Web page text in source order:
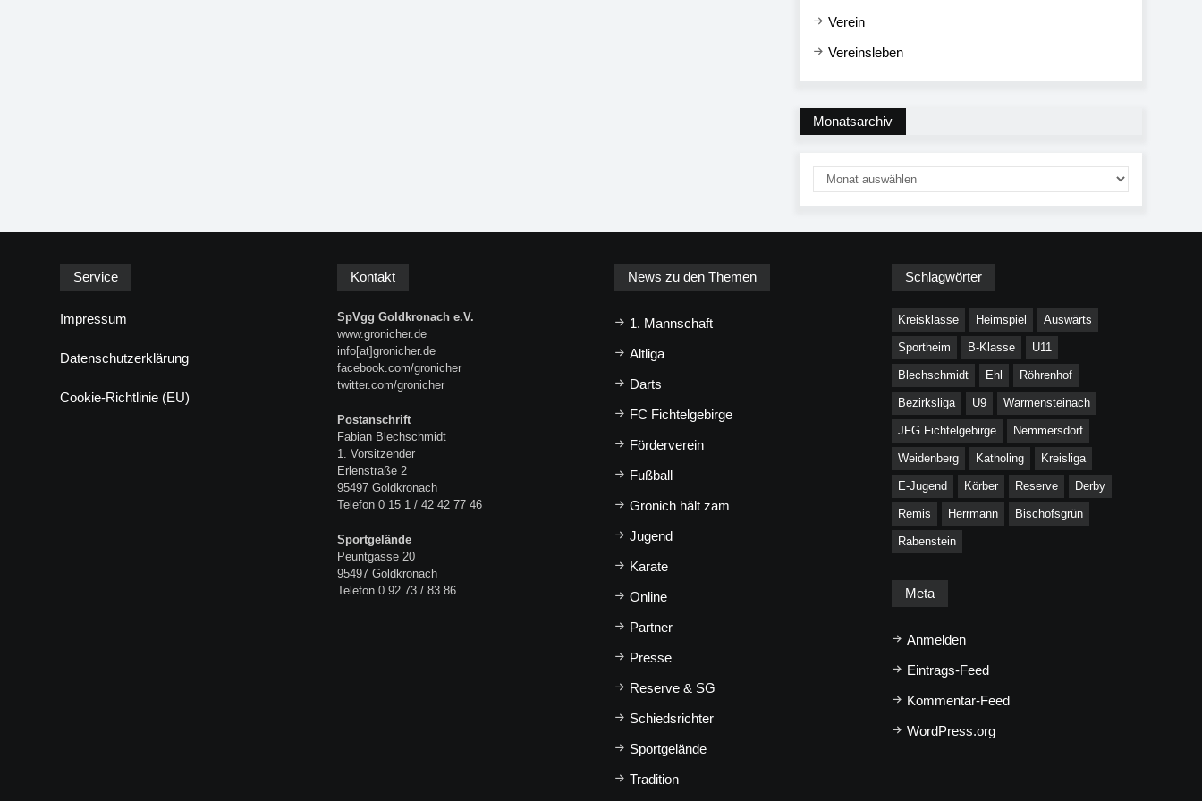
Verein
Vereinsleben
Monatsarchiv
Service
Impressum
Datenschutzerklärung
Cookie-Richtlinie (EU)
Kontakt
SpVgg Goldkronach e.V.
www.gronicher.de
info[at]gronicher.de
facebook.com/gronicher
twitter.com/gronicher
Postanschrift
Fabian Blechschmidt
1. Vorsitzender
Erlenstraße 2
95497 Goldkronach
Telefon 0 15 1 / 42 42 77 46
Sportgelände
Peuntgasse 20
95497 Goldkronach
Telefon 0 92 73 / 83 86
News zu den Themen
1. Mannschaft
Altliga
Darts
FC Fichtelgebirge
Förderverein
Fußball
Gronich hält zam
Jugend
Karate
Online
Partner
Presse
Reserve & SG
Schiedsrichter
Sportgelände
Tradition
Schlagwörter
Kreisklasse Heimspiel Auswärts
Sportheim B-Klasse U11
Blechschmidt Ehl Röhrenhof
Bezirksliga U9 Warmensteinach
JFG Fichtelgebirge Nemmersdorf
Weidenberg Katholing Kreisliga
E-Jugend Körber Reserve Derby
Remis Herrmann Bischofsgrün
Rabenstein
Meta
Anmelden
Eintrags-Feed
Kommentar-Feed
WordPress.org